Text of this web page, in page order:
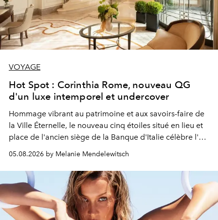
VOYAGE
Hot Spot : Corinthia Rome, nouveau QG
d'un luxe intemporel et undercover
Hommage vibrant au patrimoine et aux savoirs-faire de
la Ville Éternelle, le nouveau cinq étoiles situé en lieu et
place de l'ancien siège de la Banque d'Italie célèbre l'art
de vivre Romain dans toute son élégance intemporelle.
05.08.2026 by Melanie Mendelewitsch